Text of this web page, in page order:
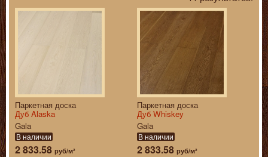
Паркетная доска
Дуб Alaska
Gala
В наличии
2 833.58 руб/м²
Паркетная доска
Дуб Whiskey
Gala
В наличии
2 833.58 руб/м²